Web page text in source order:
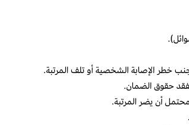
خطر الإصابة الشخصية أو تلف المرتبة.
تفقد حقوق الضمان.
أن يضر المرتبة.